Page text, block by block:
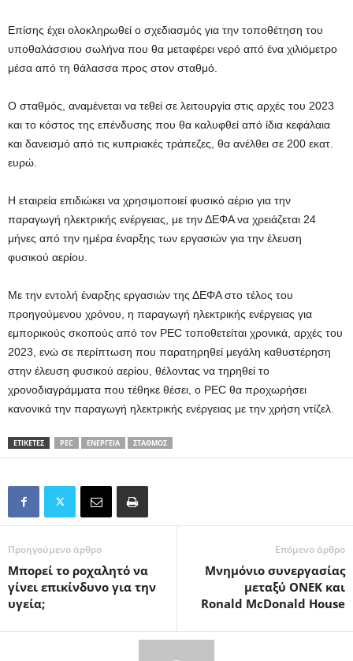
Επίσης έχει ολοκληρωθεί ο σχεδιασμός για την τοποθέτηση του
υποθαλάσσιου σωλήνα που θα μεταφέρει νερό από ένα χιλιόμετρο
μέσα από τη θάλασσα προς στον σταθμό.
O σταθμός, αναμένεται να τεθεί σε λειτουργία στις αρχές του 2023
και το κόστος της επένδυσης που θα καλυφθεί από ίδια κεφάλαια
και δανεισμό από τις κυπριακές τράπεζες, θα ανέλθει σε 200 εκατ.
ευρώ.
Η εταιρεία επιδιώκει να χρησιμοποιεί φυσικό αέριο για την
παραγωγή ηλεκτρικής ενέργειας, με την ΔΕΦΑ να χρειάζεται 24
μήνες από την ημέρα έναρξης των εργασιών για την έλευση
φυσικού αερίου.
Με την εντολή έναρξης εργασιών της ΔΕΦΑ στο τέλος του
προηγούμενου χρόνου, η παραγωγή ηλεκτρικής ενέργειας για
εμπορικούς σκοπούς από τον PEC τοποθετείται χρονικά, αρχές του
2023, ενώ σε περίπτωση που παρατηρηθεί μεγάλη καθυστέρηση
στην έλευση φυσικού αερίου, θέλοντας να τηρηθεί το
χρονοδιαγράμματα που τέθηκε θέσει, ο PEC θα προχωρήσει
κανονικά την παραγωγή ηλεκτρικής ενέργειας με την χρήση ντίζελ.
ΕΤΙΚΕΤΕΣ PEC ΕΝΈΡΓΕΙΑ ΣΤΑΘΜΌΣ
Προηγούμενο άρθρο
Μπορεί το ροχαλητό να
γίνει επικίνδυνο για την
υγεία;
Επόμενο άρθρο
Μνημόνιο συνεργασίας
μεταξύ ΟΝΕΚ και
Ronald McDonald House